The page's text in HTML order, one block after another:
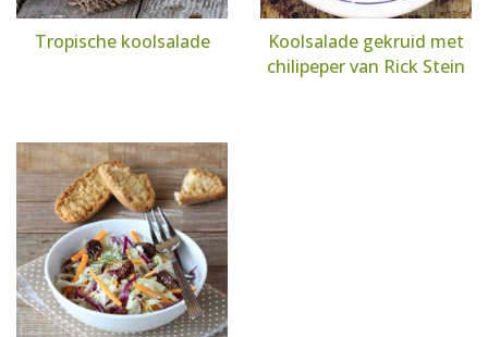
Tropische koolsalade
Koolsalade gekruid met
chilipeper van Rick Stein